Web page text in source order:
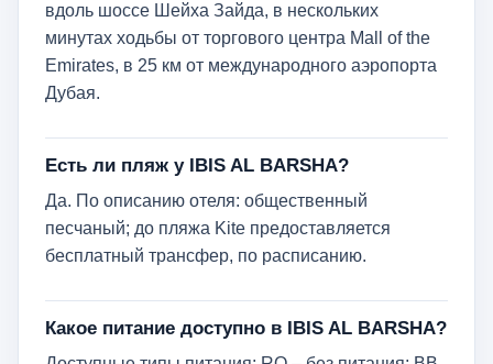
вдоль шоссе Шейха Зайда, в нескольких
минутах ходьбы от торгового центра Mall of the
Emirates, в 25 км от международного аэропорта
Дубая.
Есть ли пляж у IBIS AL BARSHA?
Да. По описанию отеля: общественный
песчаный; до пляжа Kite предоставляется
бесплатный трансфер, по расписанию.
Какое питание доступно в IBIS AL BARSHA?